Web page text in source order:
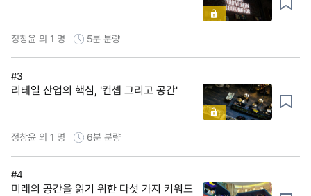
정창윤 외 1 명 5분 분량
#3
리테일 산업의 핵심, '컨셉 그리고 공간'
정창윤 외 1 명 6분 분량
#4
미래의 공간을 읽기 위한 다섯 가지 키워드